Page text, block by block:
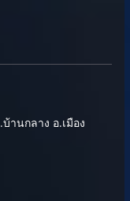
านกลาง อ.เมือง